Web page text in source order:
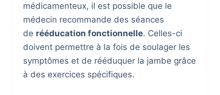
médicamenteux, il est possible que le
médecin recommande des séances
de rééducation fonctionnelle. Celles-ci
doivent permettre à la fois de soulager les
symptômes et de rééduquer la jambe grâce
à des exercices spécifiques.